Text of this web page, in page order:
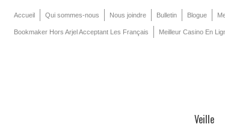
Accueil Qui sommes-nous Nous joindre Bulletin Blogue
Bookmaker Hors Arjel Acceptant Les Français Meilleur Casino En
Veille